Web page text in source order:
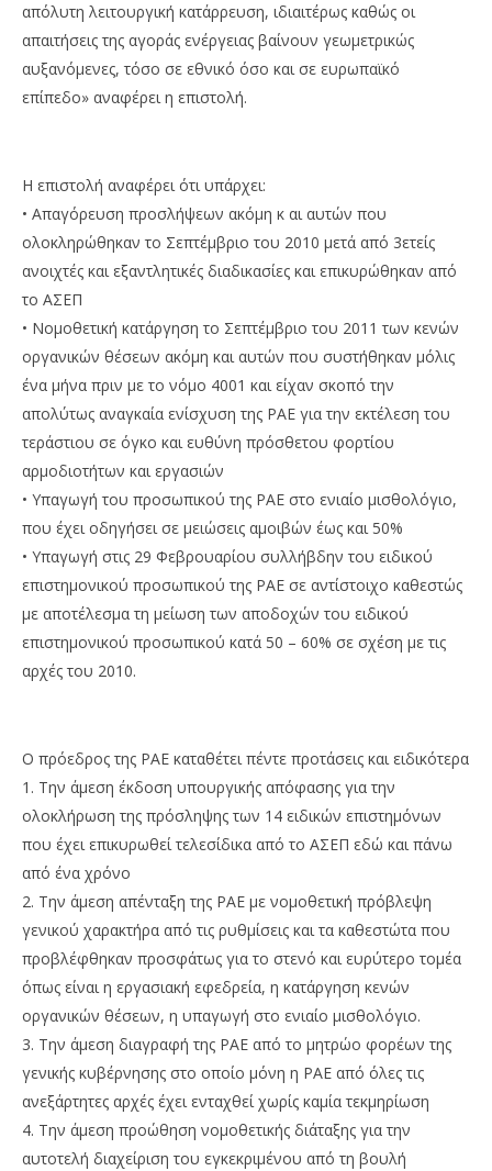
απόλυτη λειτουργική κατάρρευση, ιδιαιτέρως καθώς οι
απαιτήσεις της αγοράς ενέργειας βαίνουν γεωμετρικώς
αυξανόμενες, τόσο σε εθνικό όσο και σε ευρωπαϊκό
επίπεδο» αναφέρει η επιστολή.
Η επιστολή αναφέρει ότι υπάρχει:
• Απαγόρευση προσλήψεων ακόμη κ αι αυτών που
ολοκληρώθηκαν το Σεπτέμβριο του 2010 μετά από 3ετείς
ανοιχτές και εξαντλητικές διαδικασίες και επικυρώθηκαν από
το ΑΣΕΠ
• Νομοθετική κατάργηση το Σεπτέμβριο του 2011 των κενών
οργανικών θέσεων ακόμη και αυτών που συστήθηκαν μόλις
ένα μήνα πριν με το νόμο 4001 και είχαν σκοπό την
απολύτως αναγκαία ενίσχυση της ΡΑΕ για την εκτέλεση του
τεράστιου σε όγκο και ευθύνη πρόσθετου φορτίου
αρμοδιοτήτων και εργασιών
• Υπαγωγή του προσωπικού της ΡΑΕ στο ενιαίο μισθολόγιο,
που έχει οδηγήσει σε μειώσεις αμοιβών έως και 50%
• Υπαγωγή στις 29 Φεβρουαρίου συλλήβδην του ειδικού
επιστημονικού προσωπικού της ΡΑΕ σε αντίστοιχο καθεστώς
με αποτέλεσμα τη μείωση των αποδοχών του ειδικού
επιστημονικού προσωπικού κατά 50 – 60% σε σχέση με τις
αρχές του 2010.
Ο πρόεδρος της ΡΑΕ καταθέτει πέντε προτάσεις και ειδικότερα
1. Την άμεση έκδοση υπουργικής απόφασης για την
ολοκλήρωση της πρόσληψης των 14 ειδικών επιστημόνων
που έχει επικυρωθεί τελεσίδικα από το ΑΣΕΠ εδώ και πάνω
από ένα χρόνο
2. Την άμεση απένταξη της ΡΑΕ με νομοθετική πρόβλεψη
γενικού χαρακτήρα από τις ρυθμίσεις και τα καθεστώτα που
προβλέφθηκαν προσφάτως για το στενό και ευρύτερο τομέα
όπως είναι η εργασιακή εφεδρεία, η κατάργηση κενών
οργανικών θέσεων, η υπαγωγή στο ενιαίο μισθολόγιο.
3. Την άμεση διαγραφή της ΡΑΕ από το μητρώο φορέων της
γενικής κυβέρνησης στο οποίο μόνη η ΡΑΕ από όλες τις
ανεξάρτητες αρχές έχει ενταχθεί χωρίς καμία τεκμηρίωση
4. Την άμεση προώθηση νομοθετικής διάταξης για την
αυτοτελή διαχείριση του εγκεκριμένου από τη βουλή